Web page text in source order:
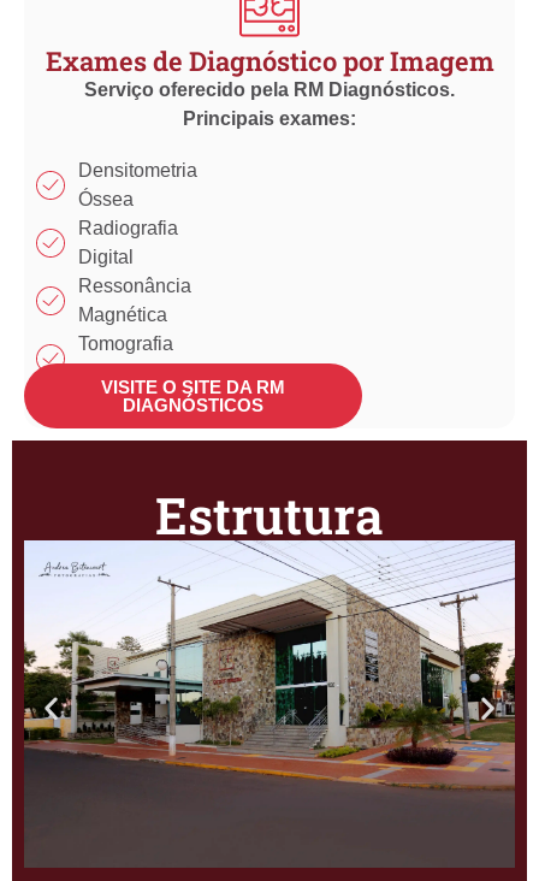
Exames de Diagnóstico por Imagem
Serviço oferecido pela RM Diagnósticos.
Principais exames:
Densitometria
Óssea
Radiografia
Digital
Ressonância
Magnética
Tomografia
Ultrassonografia
VISITE O SITE DA RM
DIAGNÓSTICOS
Estrutura